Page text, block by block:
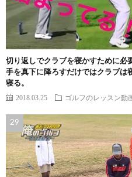
切り返しでクラブを寝かすために必
手を真下に降ろすだけではクラブは
寝る。
2018.03.25 ゴルフのレッスン動